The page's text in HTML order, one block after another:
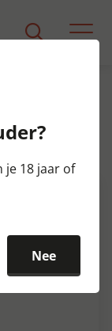
Fles
je 18 jaar of
Nee